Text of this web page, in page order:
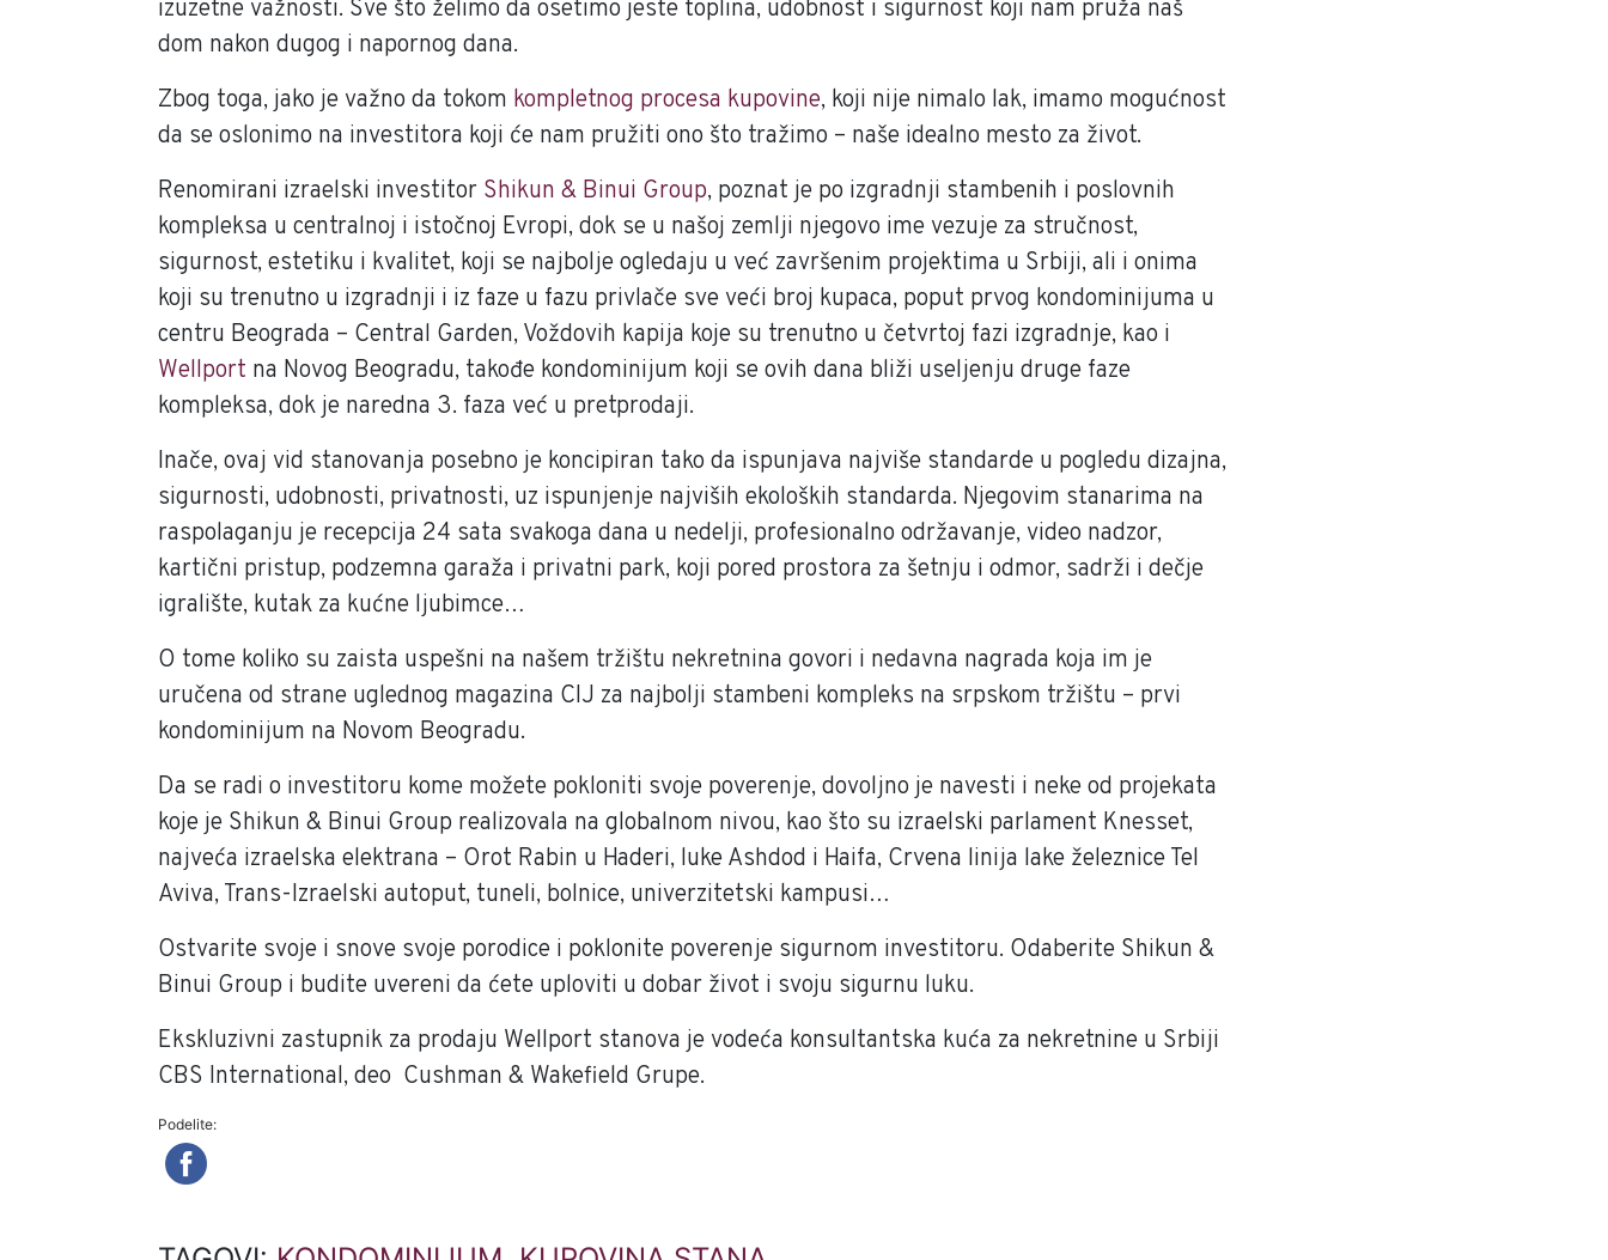
izuzetne važnosti. Sve što želimo da osetimo jeste toplina, udobnost i sigurnost koji nam pruža naš
dom nakon dugog i napornog dana.
Zbog toga, jako je važno da tokom kompletnog procesa kupovine, koji nije nimalo lak, imamo mogućnost
da se oslonimo na investitora koji će nam pružiti ono što tražimo – naše idealno mesto za život.
Renomirani izraelski investitor Shikun & Binui Group, poznat je po izgradnji stambenih i poslovnih
kompleksa u centralnoj i istočnoj Evropi, dok se u našoj zemlji njegovo ime vezuje za stručnost,
sigurnost, estetiku i kvalitet, koji se najbolje ogledaju u već završenim projektima u Srbiji, ali i onima
koji su trenutno u izgradnji i iz faze u fazu privlače sve veći broj kupaca, poput prvog kondominijuma u
centru Beograda – Central Garden, Voždovih kapija koje su trenutno u četvrtoj fazi izgradnje, kao i
Wellport na Novog Beogradu, takođe kondominijum koji se ovih dana bliži useljenju druge faze
kompleksa, dok je naredna 3. faza već u pretprodaji.
Inače, ovaj vid stanovanja posebno je koncipiran tako da ispunjava najviše standarde u pogledu dizajna,
sigurnosti, udobnosti, privatnosti, uz ispunjenje najviših ekoloških standarda. Njegovim stanarima na
raspolaganju je recepcija 24 sata svakoga dana u nedelji, profesionalno održavanje, video nadzor,
kartični pristup, podzemna garaža i privatni park, koji pored prostora za šetnju i odmor, sadrži i dečje
igralište, kutak za kućne ljubimce…
O tome koliko su zaista uspešni na našem tržištu nekretnina govori i nedavna nagrada koja im je
uručena od strane uglednog magazina CIJ za najbolji stambeni kompleks na srpskom tržištu – prvi
kondominijum na Novom Beogradu.
Da se radi o investitoru kome možete pokloniti svoje poverenje, dovoljno je navesti i neke od projekata
koje je Shikun & Binui Group realizovala na globalnom nivou, kao što su izraelski parlament Knesset,
najveća izraelska elektrana – Orot Rabin u Haderi, luke Ashdod i Haifa, Crvena linija lake železnice Tel
Aviva, Trans-Izraelski autoput, tuneli, bolnice, univerzitetski kampusi…
Ostvarite svoje i snove svoje porodice i poklonite poverenje sigurnom investitoru. Odaberite Shikun &
Binui Group i budite uvereni da ćete uploviti u dobar život i svoju sigurnu luku.
Ekskluzivni zastupnik za prodaju Wellport stanova je vodeća konsultantska kuća za nekretnine u Srbiji
CBS International, deo Cushman & Wakefield Grupe.
Podelite: